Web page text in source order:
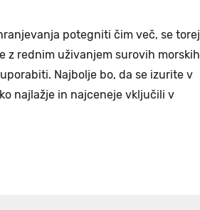
potegniti čim več, se torej
z rednim uživanjem surovih morskih
Najbolje bo, da se izurite v
najlažje in najceneje vključili v